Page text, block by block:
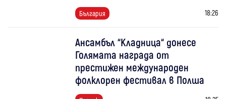
България 18:26
Ансамбъл “Кладница“ донесе
Голямата награда от
престижен международен
фолклорен фестивал в Полша